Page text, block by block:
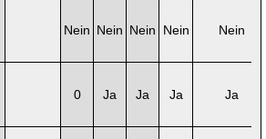
Nein Nein Nein Nein Nein
0 Ja Ja Ja Ja